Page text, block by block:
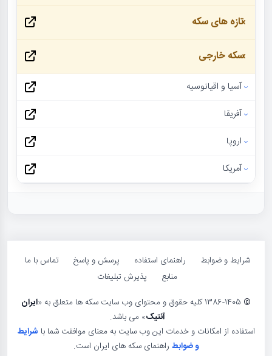
تازه های سکه
سکه خارجی
آسیا و اقیانوسیه
آفریقا
اروپا
آمریکا
شرایط و ضوابط راهنمای استفاده پرسش و پاسخ
تماس با ما
منابع
پذیرش تبلیغات
©
ایران
آنتیک» می باشد.
استفاده از امکانات و خدمات این وب سایت به معنای موافقت شما با شرایط
و ضوابط راهنمای سکه های ایران است.